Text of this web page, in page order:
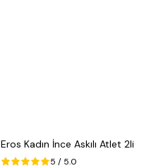
Eros Kadın İnce Askılı Atlet 2li
5 / 5.0